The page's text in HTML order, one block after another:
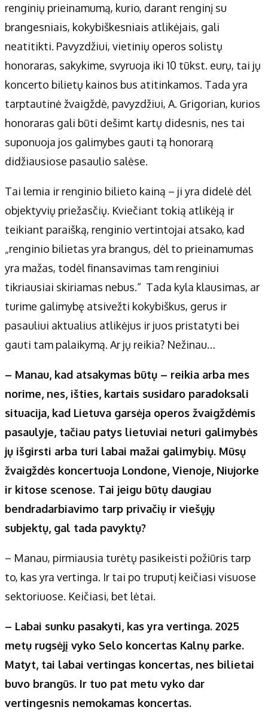
renginių prieinamumą, kurio, darant renginį su
brangesniais, kokybiškesniais atlikėjais, gali
neatitikti. Pavyzdžiui, vietinių operos solistų
honoraras, sakykime, svyruoja iki 10 tūkst. eurų, tai jų
koncerto bilietų kainos bus atitinkamos. Tada yra
tarptautinė žvaigždė, pavyzdžiui, A. Grigorian, kurios
honoraras gali būti dešimt kartų didesnis, nes tai
suponuoja jos galimybes gauti tą honorarą
didžiausiose pasaulio salėse.
Tai lemia ir renginio bilieto kainą – ji yra didelė dėl
objektyvių priežasčių. Kviečiant tokią atlikėją ir
teikiant paraišką, renginio vertintojai atsako, kad
„renginio bilietas yra brangus, dėl to prieinamumas
yra mažas, todėl finansavimas tam renginiui
tikriausiai skiriamas nebus.“ Tada kyla klausimas, ar
turime galimybę atsivežti kokybiškus, gerus ir
pasauliui aktualius atlikėjus ir juos pristatyti bei
gauti tam palaikymą. Ar jų reikia? Nežinau…
– Manau, kad atsakymas būtų – reikia arba mes
norime, nes, išties, kartais susidaro paradoksali
situacija, kad Lietuva garsėja operos žvaigždėmis
pasaulyje, tačiau patys lietuviai neturi galimybės
jų išgirsti arba turi labai mažai galimybių. Mūsų
žvaigždės koncertuoja Londone, Vienoje, Niujorke
ir kitose scenose. Tai jeigu būtų daugiau
bendradarbiavimo tarp privačių ir viešųjų
subjektų, gal tada pavyktų?
– Manau, pirmiausia turėtų pasikeisti požiūris tarp
to, kas yra vertinga. Ir tai po truputį keičiasi visuose
sektoriuose. Keičiasi, bet lėtai.
– Labai sunku pasakyti, kas yra vertinga. 2025
metų rugsėjį vyko Selo koncertas Kalnų parke.
Matyt, tai labai vertingas koncertas, nes bilietai
buvo brangūs. Ir tuo pat metu vyko dar
vertingesnis nemokamas koncertas.